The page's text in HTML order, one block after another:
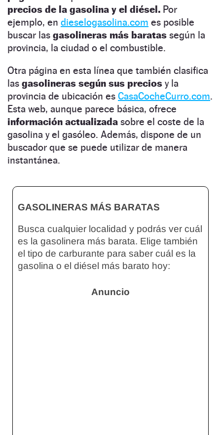
precios de la gasolina y el diésel. Por
ejemplo, en dieselogasolina.com es posible
buscar las gasolineras más baratas según la
provincia, la ciudad o el combustible.
Otra página en esta línea que también clasifica
las gasolineras según sus precios y la
provincia de ubicación es CasaCocheCurro.com.
Esta web, aunque parece básica, ofrece
información actualizada sobre el coste de la
gasolina y el gasóleo. Además, dispone de un
buscador que se puede utilizar de manera
instantánea.